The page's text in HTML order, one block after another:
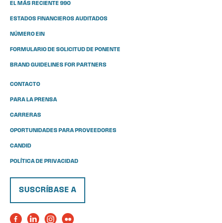
EL MÁS RECIENTE 990
ESTADOS FINANCIEROS AUDITADOS
NÚMERO EIN
FORMULARIO DE SOLICITUD DE PONENTE
BRAND GUIDELINES FOR PARTNERS
CONTACTO
PARA LA PRENSA
CARRERAS
OPORTUNIDADES PARA PROVEEDORES
CANDID
POLÍTICA DE PRIVACIDAD
SUSCRÍBASE A